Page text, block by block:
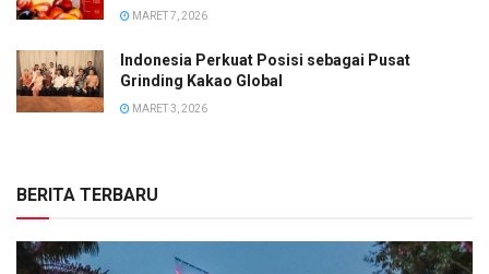
MARET 7, 2026
Indonesia Perkuat Posisi sebagai Pusat
Grinding Kakao Global
MARET 3, 2026
BERITA TERBARU